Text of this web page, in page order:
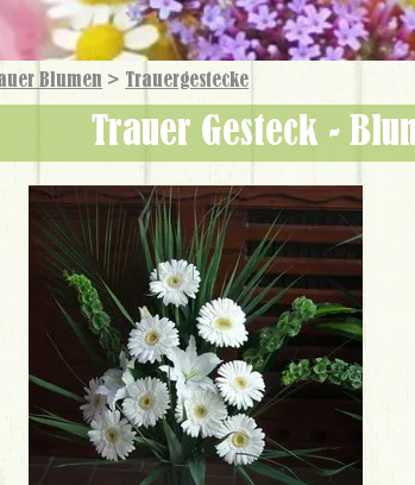
Blumen > Trauer­gestecke
Trauer Gesteck -